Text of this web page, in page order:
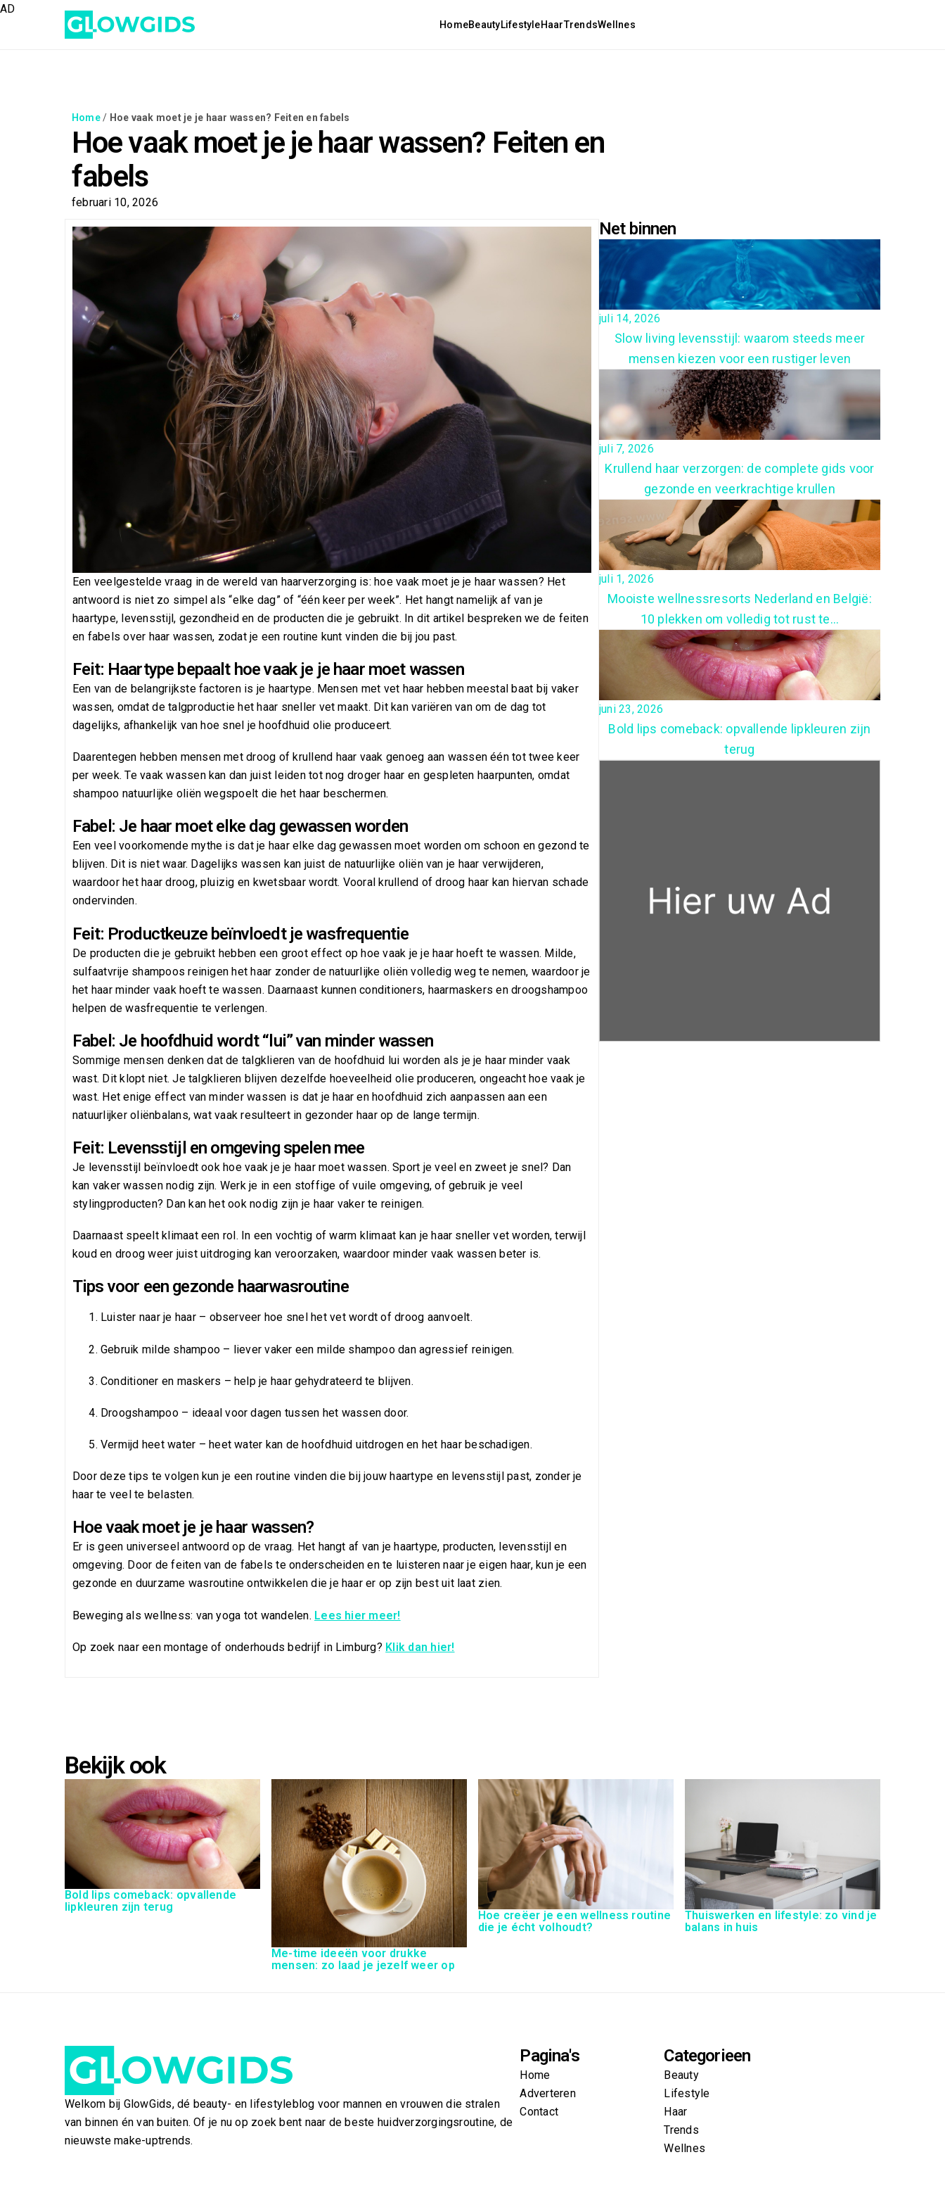
HomeBeautyLifestyleHaarTrendsWellnes
Home/ Hoe vaak moet je je haar wassen? Feiten en fabels
Hoe vaak moet je je haar wassen? Feiten en
fabels
februari 10, 2026
Een veelgestelde vraag in de wereld van haarverzorging is: hoe vaak moet je je haar wassen? Het
antwoord is niet zo simpel als “elke dag” of “één keer per week”. Het hangt namelijk af van je
haartype, levensstijl, gezondheid en de producten die je gebruikt. In dit artikel bespreken we de feiten
en fabels over haar wassen, zodat je een routine kunt vinden die bij jou past.
Feit: Haartype bepaalt hoe vaak je je haar moet wassen
Een van de belangrijkste factoren is je haartype. Mensen met vet haar hebben meestal baat bij vaker
wassen, omdat de talgproductie het haar sneller vet maakt. Dit kan variëren van om de dag tot
dagelijks, afhankelijk van hoe snel je hoofdhuid olie produceert.
Daarentegen hebben mensen met droog of krullend haar vaak genoeg aan wassen één tot twee keer
per week. Te vaak wassen kan dan juist leiden tot nog droger haar en gespleten haarpunten, omdat
shampoo natuurlijke oliën wegspoelt die het haar beschermen.
Fabel: Je haar moet elke dag gewassen worden
Een veel voorkomende mythe is dat je haar elke dag gewassen moet worden om schoon en gezond te
blijven. Dit is niet waar. Dagelijks wassen kan juist de natuurlijke oliën van je haar verwijderen,
waardoor het haar droog, pluizig en kwetsbaar wordt. Vooral krullend of droog haar kan hiervan schade
ondervinden.
Feit: Productkeuze beïnvloedt je wasfrequentie
De producten die je gebruikt hebben een groot effect op hoe vaak je je haar hoeft te wassen. Milde,
sulfaatvrije shampoos reinigen het haar zonder de natuurlijke oliën volledig weg te nemen, waardoor je
het haar minder vaak hoeft te wassen. Daarnaast kunnen conditioners, haarmaskers en droogshampoo
helpen de wasfrequentie te verlengen.
Fabel: Je hoofdhuid wordt “lui” van minder wassen
Sommige mensen denken dat de talgklieren van de hoofdhuid lui worden als je je haar minder vaak
wast. Dit klopt niet. Je talgklieren blijven dezelfde hoeveelheid olie produceren, ongeacht hoe vaak je
wast. Het enige effect van minder wassen is dat je haar en hoofdhuid zich aanpassen aan een
natuurlijker oliënbalans, wat vaak resulteert in gezonder haar op de lange termijn.
Feit: Levensstijl en omgeving spelen mee
Je levensstijl beïnvloedt ook hoe vaak je je haar moet wassen. Sport je veel en zweet je snel? Dan
kan vaker wassen nodig zijn. Werk je in een stoffige of vuile omgeving, of gebruik je veel
stylingproducten? Dan kan het ook nodig zijn je haar vaker te reinigen.
Daarnaast speelt klimaat een rol. In een vochtig of warm klimaat kan je haar sneller vet worden, terwijl
koud en droog weer juist uitdroging kan veroorzaken, waardoor minder vaak wassen beter is.
Tips voor een gezonde haarwasroutine
Luister naar je haar – observeer hoe snel het vet wordt of droog aanvoelt.
Gebruik milde shampoo – liever vaker een milde shampoo dan agressief reinigen.
Conditioner en maskers – help je haar gehydrateerd te blijven.
Droogshampoo – ideaal voor dagen tussen het wassen door.
Vermijd heet water – heet water kan de hoofdhuid uitdrogen en het haar beschadigen.
Door deze tips te volgen kun je een routine vinden die bij jouw haartype en levensstijl past, zonder je
haar te veel te belasten.
Hoe vaak moet je je haar wassen?
Er is geen universeel antwoord op de vraag. Het hangt af van je haartype, producten, levensstijl en
omgeving. Door de feiten van de fabels te onderscheiden en te luisteren naar je eigen haar, kun je een
gezonde en duurzame wasroutine ontwikkelen die je haar er op zijn best uit laat zien.
Beweging als wellness: van yoga tot wandelen. Lees hier meer!
Op zoek naar een montage of onderhouds bedrijf in Limburg? Klik dan hier!
Net binnen
juli 14, 2026
Slow living levensstijl: waarom steeds meer
mensen kiezen voor een rustiger leven
juli 7, 2026
Krullend haar verzorgen: de complete gids voor
gezonde en veerkrachtige krullen
juli 1, 2026
Mooiste wellnessresorts Nederland en België:
10 plekken om volledig tot rust te...
juni 23, 2026
Bold lips comeback: opvallende lipkleuren zijn
terug
AD
Bekijk ook
Bold lips comeback: opvallende
lipkleuren zijn terug
Me-time ideeën voor drukke
mensen: zo laad je jezelf weer op
Hoe creëer je een wellness routine
die je écht volhoudt?
Thuiswerken en lifestyle: zo vind je
balans in huis
Welkom bij GlowGids, dé beauty- en lifestyleblog voor mannen en vrouwen die stralen
van binnen én van buiten. Of je nu op zoek bent naar de beste huidverzorgingsroutine, de
nieuwste make-uptrends.
Pagina's
Home
Adverteren
Contact
Categorieen
Beauty
Lifestyle
Haar
Trends
Wellnes